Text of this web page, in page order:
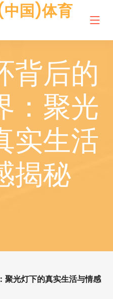
国)体育
背后的
：聚光
实生活
揭秘
聚光灯下的真实生活与情感